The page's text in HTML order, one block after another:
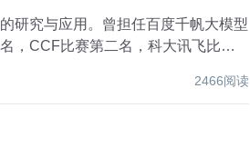
究与应用。曾担任百度千帆大模型
，CCF比赛第二名，科大讯飞比赛
2466阅读